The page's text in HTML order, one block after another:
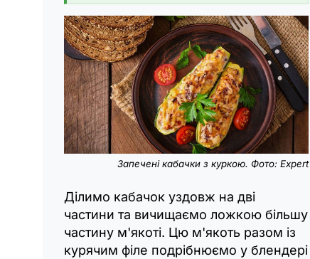
Запечені кабачки з куркою. Фото: Expert
Ділимо кабачок уздовж на дві
частини та вичищаємо ложкою більшу
частину м'якоті. Цю м'якоть разом із
курячим філе подрібнюємо у блендері